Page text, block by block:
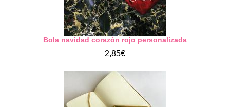
Bola navidad corazón rojo personalizada
2,85€